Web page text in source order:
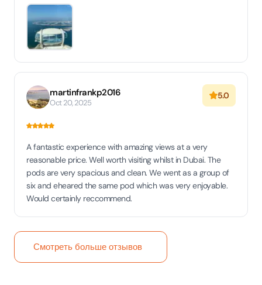
martinfrankp2016
Oct 20, 2025
5.0
A fantastic experience with amazing views at a very
reasonable price. Well worth visiting whilst in Dubai. The
pods are very spacious and clean. We went as a group of
six and eheared the same pod which was very enjoyable.
Would certainly reccommend.
Смотреть больше отзывов